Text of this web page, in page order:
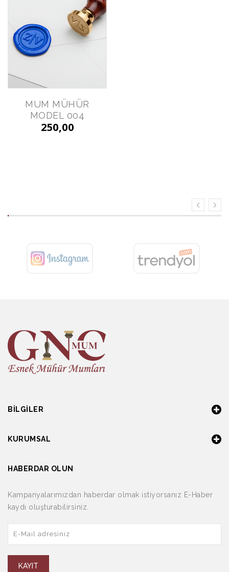
MUM MÜHÜR
MODEL 004
250,00
BILGILER
KURUMSAL
HABERDAR OLUN
Kampanyalarımızdan haberdar olmak istiyorsanız E-Haber
kaydı oluşturabilirsiniz.
KAYIT